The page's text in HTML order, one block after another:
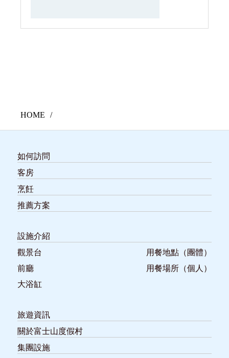
HOME
如何訪問
客房
烹飪
推薦方案
設施介紹
觀景台
前廳
大浴缸
用餐地點（團體）
用餐場所（個人）
旅遊資訊
關於富士山度假村
集團設施